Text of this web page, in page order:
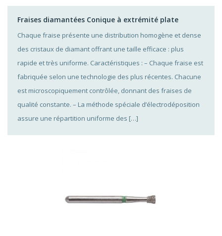
Fraises diamantées Conique à extrémité plate
Chaque fraise présente une distribution homogène et dense
des cristaux de diamant offrant une taille efficace : plus
rapide et très uniforme. Caractéristiques : – Chaque fraise est
fabriquée selon une technologie des plus récentes. Chacune
est microscopiquement contrôlée, donnant des fraises de
qualité constante. – La méthode spéciale d’électrodéposition
assure une répartition uniforme des […]